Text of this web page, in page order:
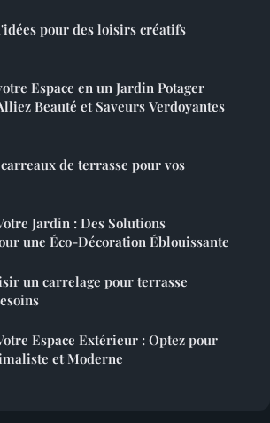
pour des loisirs créatifs
Espace en un Jardin Potager
Beauté et Saveurs Verdoyantes
de terrasse pour vos
Jardin : Des Solutions
une Éco-Décoration Éblouissante
un carrelage pour terrasse
Espace Extérieur : Optez pour
et Moderne